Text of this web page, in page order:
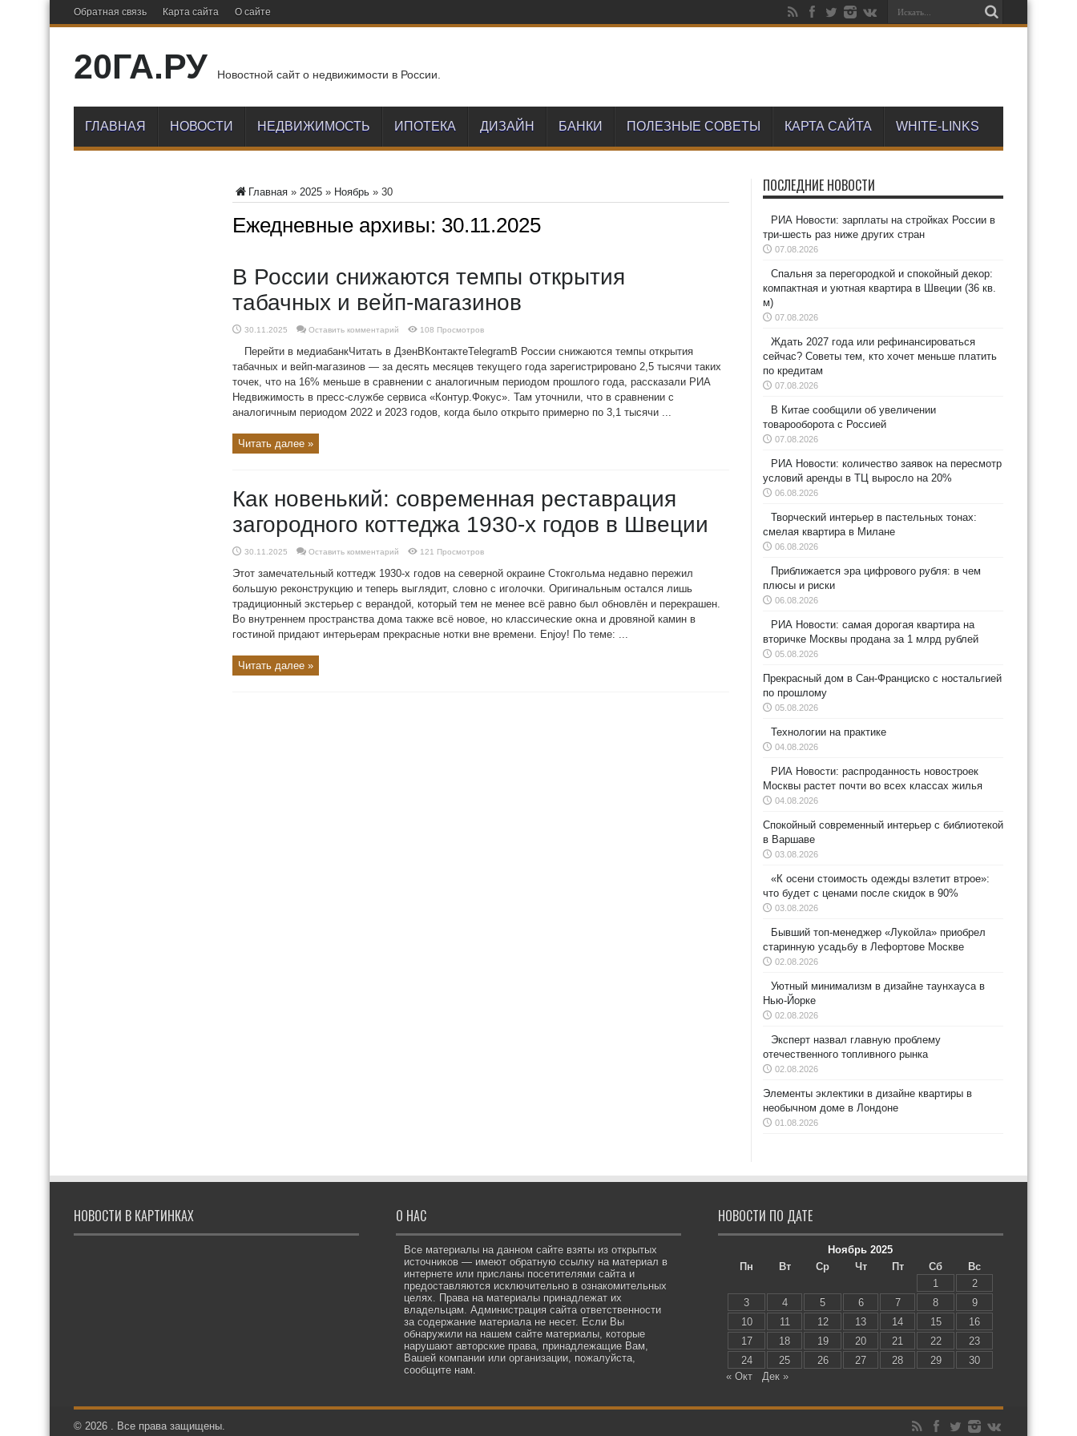
Обратная связь Карта сайта О сайте
20ГА.РУ Новостной сайт о недвижимости в России.
ГЛАВНАЯ НОВОСТИ НЕДВИЖИМОСТЬ ИПОТЕКА ДИЗАЙН БАНКИ ПОЛЕЗНЫЕ СОВЕТЫ КАРТА САЙТА WHITE-LINKS
Главная » 2025 » Ноябрь » 30
Ежедневные архивы: 30.11.2025
В России снижаются темпы открытия
табачных и вейп-магазинов
30.11.2025 Оставить комментарий 108 Просмотров
Перейти в медиабанкЧитать в ДзенВКонтактеTelegramВ России снижаются темпы открытия
табачных и вейп-магазинов — за десять месяцев текущего года зарегистрировано 2,5 тысячи таких
точек, что на 16% меньше в сравнении с аналогичным периодом прошлого года, рассказали РИА
Недвижимость в пресс-службе сервиса «Контур.Фокус». Там уточнили, что в сравнении с
аналогичным периодом 2022 и 2023 годов, когда было открыто примерно по 3,1 тысячи ...
Читать далее »
Как новенький: современная реставрация
загородного коттеджа 1930-х годов в Швеции
30.11.2025 Оставить комментарий 121 Просмотров
Этот замечательный коттедж 1930-х годов на северной окраине Стокгольма недавно пережил
большую реконструкцию и теперь выглядит, словно с иголочки. Оригинальным остался лишь
традиционный экстерьер с верандой, который тем не менее всё равно был обновлён и перекрашен.
Во внутреннем пространства дома также всё новое, но классические окна и дровяной камин в
гостиной придают интерьерам прекрасные нотки вне времени. Enjoy! По теме: ...
Читать далее »
ПОСЛЕДНИЕ НОВОСТИ
РИА Новости: зарплаты на стройках России в
три-шесть раз ниже других стран
07.08.2026
Спальня за перегородкой и спокойный декор:
компактная и уютная квартира в Швеции (36 кв.
м)
07.08.2026
Ждать 2027 года или рефинансироваться
сейчас? Советы тем, кто хочет меньше платить
по кредитам
07.08.2026
В Китае сообщили об увеличении
товарооборота с Россией
07.08.2026
РИА Новости: количество заявок на пересмотр
условий аренды в ТЦ выросло на 20%
06.08.2026
Творческий интерьер в пастельных тонах:
смелая квартира в Милане
06.08.2026
Приближается эра цифрового рубля: в чем
плюсы и риски
06.08.2026
РИА Новости: самая дорогая квартира на
вторичке Москвы продана за 1 млрд рублей
05.08.2026
Прекрасный дом в Сан-Франциско с ностальгией
по прошлому
05.08.2026
Технологии на практике
04.08.2026
РИА Новости: распроданность новостроек
Москвы растет почти во всех классах жилья
04.08.2026
Спокойный современный интерьер с библиотекой
в Варшаве
03.08.2026
«К осени стоимость одежды взлетит втрое»:
что будет с ценами после скидок в 90%
03.08.2026
Бывший топ-менеджер «Лукойла» приобрел
старинную усадьбу в Лефортове Москве
02.08.2026
Уютный минимализм в дизайне таунхауса в
Нью-Йорке
02.08.2026
Эксперт назвал главную проблему
отечественного топливного рынка
02.08.2026
Элементы эклектики в дизайне квартиры в
необычном доме в Лондоне
01.08.2026
НОВОСТИ В КАРТИНКАХ О НАС
Все материалы на данном сайте взяты из открытых
источников — имеют обратную ссылку на материал в
интернете или присланы посетителями сайта и
предоставляются исключительно в ознакомительных
целях. Права на материалы принадлежат их
владельцам. Администрация сайта ответственности
за содержание материала не несет. Если Вы
обнаружили на нашем сайте материалы, которые
нарушают авторские права, принадлежащие Вам,
Вашей компании или организации, пожалуйста,
сообщите нам.
НОВОСТИ ПО ДАТЕ
Ноябрь 2025
Пн
Вт Ср Чт Пт Сб
Вс
1
2
3
4 5 6 7 8
9
10
11 12 13 14 15
16
17
18 19 20 21 22
23
24
25 26 27 28 29
30
« Окт
Дек »
© 2026 . Все права защищены.